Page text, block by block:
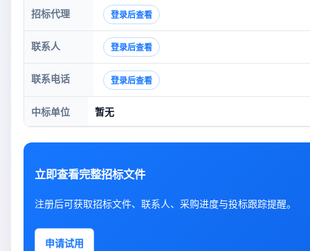
招标代理 登录后查看
联系人 登录后查看
联系电话 登录后查看
中标单位 暂无
立即查看完整招标文件
注册后可获取招标文件、联系人、采购进度与投标跟踪提醒。
申请试用